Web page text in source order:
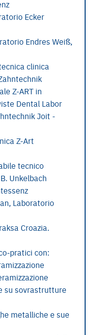
Ecker
Endres Weiß,
clinica
Z-ART in
Dental Labor
Joit -
Z-Art
tecnico
Unkelbach
Laboratorio
Croazia.
pratici con:
su sovrastrutture
metalliche e sue